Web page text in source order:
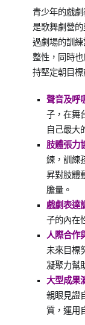
05-
01
子
泥
青
少
年
泥
劇
團
青少年的戲
是歌舞劇營
過劇場的訓
整性，同時
持堅定朝目標
聲音及呼
子，在舞
自己最大
肢體張力
練，訓練
昇對肢體
膽量。
戲劇表達
子的內在
人際合作
未來目標
凝聚力幫
大型成果
親眼見證
質，運用